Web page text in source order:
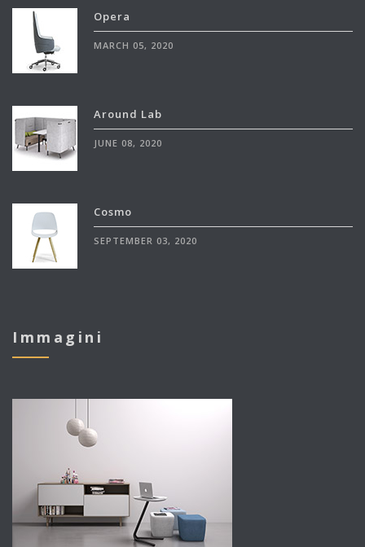
Opera
MARCH 05, 2020
Around Lab
JUNE 08, 2020
Cosmo
SEPTEMBER 03, 2020
Immagini